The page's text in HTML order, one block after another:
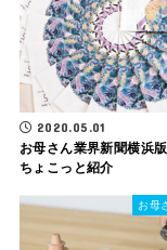
2020.05.01
お母さん業界新聞横浜
ちょこっと紹介
お母